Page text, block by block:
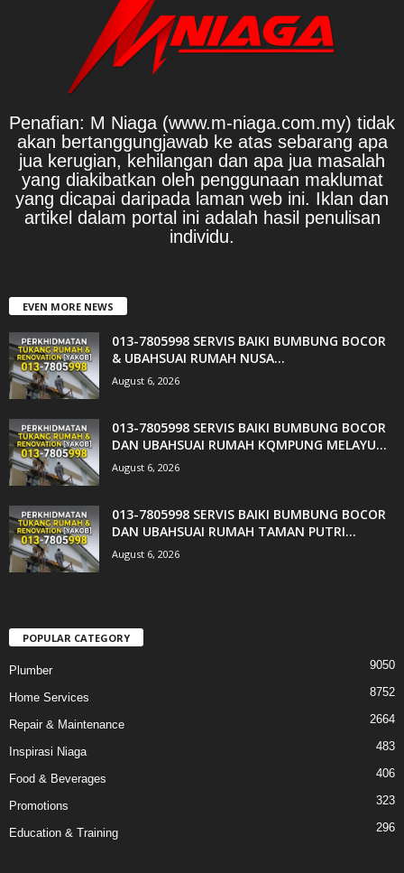
Penafian: M Niaga (www.m-niaga.com.my) tidak
akan bertanggungjawab ke atas sebarang apa
jua kerugian, kehilangan dan apa jua masalah
yang diakibatkan oleh penggunaan maklumat
yang dicapai daripada laman web ini. Iklan dan
artikel dalam portal ini adalah hasil penulisan
individu.
EVEN MORE NEWS
013-7805998 SERVIS BAIKI BUMBUNG BOCOR
& UBAHSUAI RUMAH NUSA...
August 6, 2026
013-7805998 SERVIS BAIKI BUMBUNG BOCOR
DAN UBAHSUAI RUMAH KQMPUNG MELAYU...
August 6, 2026
013-7805998 SERVIS BAIKI BUMBUNG BOCOR
DAN UBAHSUAI RUMAH TAMAN PUTRI...
August 6, 2026
POPULAR CATEGORY
Plumber 9050
Home Services 8752
Repair & Maintenance 2664
Inspirasi Niaga 483
Food & Beverages 406
Promotions 323
Education & Training 296